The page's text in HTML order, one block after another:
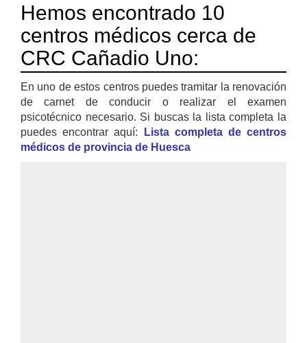
Hemos encontrado 10
centros médicos cerca de
CRC Cañadio Uno:
En uno de estos centros puedes tramitar la renovación
de carnet de conducir o realizar el examen
psicotécnico necesario. Si buscas la lista completa la
puedes encontrar aquí:
Lista completa de centros
médicos de provincia de Huesca